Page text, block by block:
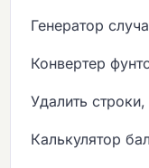
Генератор
Конвертер
Удалить
Калькулятор